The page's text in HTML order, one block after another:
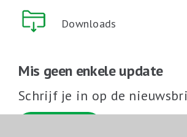
Downloads
Mis geen enkele update
Schrijf je in op de